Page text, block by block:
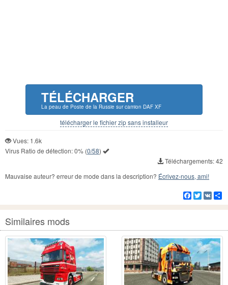
TÉLÉCHARGER
La peau de Poste de la Russie sur camion DAF XF
télécharger le fichier zip sans installeur
Vues: 1.6k
Virus Ratio de détection:0% (0/58)
Téléchargements: 42
Mauvaise auteur? erreur de mode dans la description? Écrivez-nous, ami!
Facebook
Twitter
VK
Similaires mods